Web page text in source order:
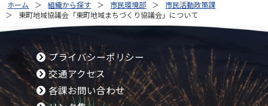
ホーム 組織から探す 市民環境部
市民活動政策課
東町地域協議会「東町地域まちづくり協議会」について
プライバシーポリシー
交通アクセス
各課お問い合わせ